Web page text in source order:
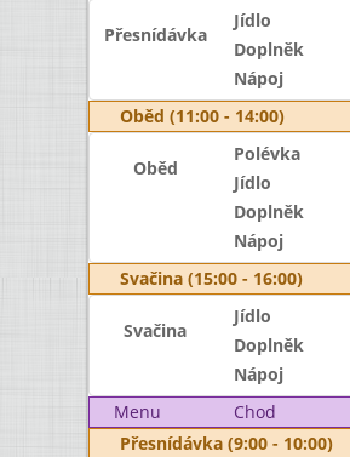
Přesnídávka
Jídlo
Doplněk
Nápoj
Oběd (11:00 - 14:00)
Oběd
Polévka
Jídlo
Doplněk
Nápoj
Svačina (15:00 - 16:00)
Svačina
Jídlo
Doplněk
Nápoj
Menu
Chod
Přesnídávka (9:00 - 10:00)